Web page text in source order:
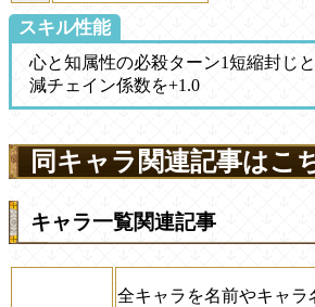
スキル性能
心と知属性の必殺ターン1短縮封じ
減チェイン係数を+1.0
同キャラ関連記事はこ
キャラ一覧関連記事
全キャラを名前やキャラ